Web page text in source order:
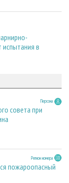
в
Персона
совета при
Регион номера
пожароопасный